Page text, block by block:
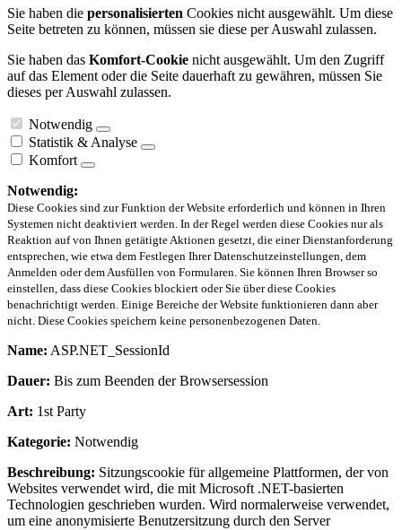
Sie haben die personalisierten Cookies nicht ausgewählt. Um diese
Seite betreten zu können, müssen sie diese per Auswahl zulassen.
Sie haben das Komfort-Cookie nicht ausgewählt. Um den Zugriff
auf das Element oder die Seite dauerhaft zu gewähren, müssen Sie
dieses per Auswahl zulassen.
Notwendig
Statistik & Analyse
Komfort
Notwendig:
Diese Cookies sind zur Funktion der Website erforderlich und können in Ihren
Systemen nicht deaktiviert werden. In der Regel werden diese Cookies nur als
Reaktion auf von Ihnen getätigte Aktionen gesetzt, die einer Dienstanforderung
entsprechen, wie etwa dem Festlegen Ihrer Datenschutzeinstellungen, dem
Anmelden oder dem Ausfüllen von Formularen. Sie können Ihren Browser so
einstellen, dass diese Cookies blockiert oder Sie über diese Cookies
benachrichtigt werden. Einige Bereiche der Website funktionieren dann aber
nicht. Diese Cookies speichern keine personenbezogenen Daten.
Name: ASP.NET_SessionId
Dauer: Bis zum Beenden der Browsersession
Art: 1st Party
Kategorie: Notwendig
Beschreibung: Sitzungscookie für allgemeine Plattformen, der von
Websites verwendet wird, die mit Microsoft .NET-basierten
Technologien geschrieben wurden. Wird normalerweise verwendet,
um eine anonymisierte Benutzersitzung durch den Server